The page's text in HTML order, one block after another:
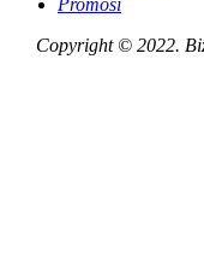
Promosi
Copyright © 2022.